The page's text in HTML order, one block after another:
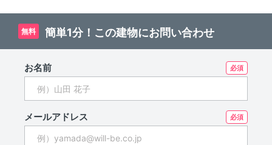
無料 簡単1分！この建物にお問い合わせ
お名前
メールアドレス